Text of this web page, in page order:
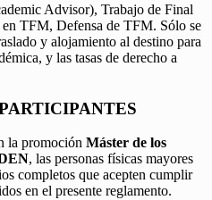
Advisor), Trabajo de Final
TFM, Defensa de TFM. Sólo se
y alojamiento al destino para
y las tasas de derecho a
la promoción Máster de los
, las personas físicas mayores
completos que acepten cumplir
en el presente reglamento.